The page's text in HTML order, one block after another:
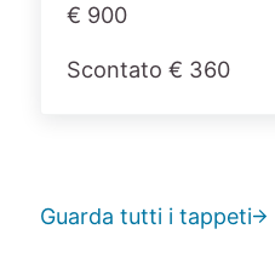
€ 900
Scontato € 360
Guarda tutti i tappeti